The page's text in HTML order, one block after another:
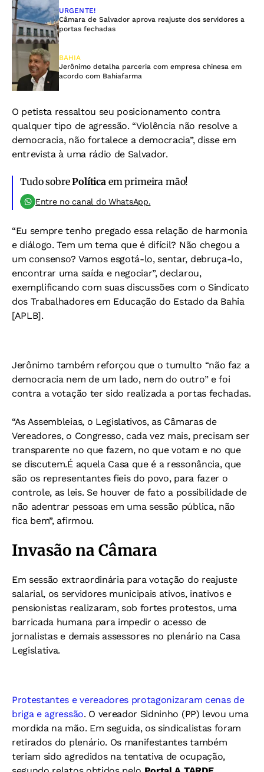
URGENTE!
Câmara de Salvador aprova reajuste dos servidores a
portas fechadas
BAHIA
Jerônimo detalha parceria com empresa chinesa em
acordo com Bahiafarma
O petista ressaltou seu posicionamento contra
qualquer tipo de agressão. “Violência não resolve a
democracia, não fortalece a democracia”, disse em
entrevista à uma rádio de Salvador.
Tudo sobrePolíticaem primeira mão!
Entre no canal do WhatsApp.
“Eu sempre tenho pregado essa relação de harmonia
e diálogo. Tem um tema que é difícil? Não chegou a
um consenso? Vamos esgotá-lo, sentar, debruça-lo,
encontrar uma saída e negociar”, declarou,
exemplificando com suas discussões com o Sindicato
dos Trabalhadores em Educação do Estado da Bahia
[APLB].
Jerônimo também reforçou que o tumulto “não faz a
democracia nem de um lado, nem do outro” e foi
contra a votação ter sido realizada a portas fechadas.
“As Assembleias, o Legislativos, as Câmaras de
Vereadores, o Congresso, cada vez mais, precisam ser
transparente no que fazem, no que votam e no que
se discutem.É aquela Casa que é a ressonância, que
são os representantes fieis do povo, para fazer o
controle, as leis. Se houver de fato a possibilidade de
não adentrar pessoas em uma sessão pública, não
fica bem”, afirmou.
Invasão na Câmara
Em sessão extraordinária para votação do reajuste
salarial, os servidores municipais ativos, inativos e
pensionistas realizaram, sob fortes protestos, uma
barricada humana para impedir o acesso de
jornalistas e demais assessores no plenário na Casa
Legislativa.
Protestantes e vereadores protagonizaram cenas de
briga e agressão. O vereador Sidninho (PP) levou uma
mordida na mão. Em seguida, os sindicalistas foram
retirados do plenário. Os manifestantes também
teriam sido agredidos na tentativa de ocupação,